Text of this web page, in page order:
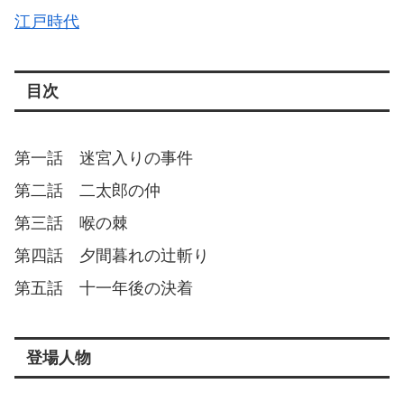
江戸時代
目次
第一話 迷宮入りの事件
第二話 二太郎の仲
第三話 喉の棘
第四話 夕間暮れの辻斬り
第五話 十一年後の決着
登場人物